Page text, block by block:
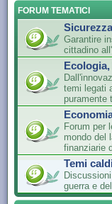
FORUM TEMATICI
Garantire
cittadino
temi legati
puramente
Forum per
mondo del
finanziarie
Temi
guerra e